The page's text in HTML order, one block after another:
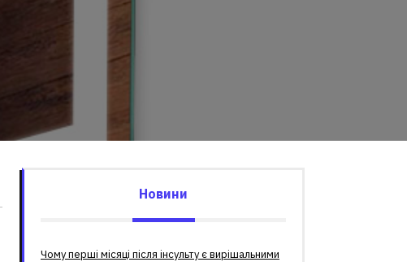
Новини
Чому перші місяці після інсульту є вирішальними